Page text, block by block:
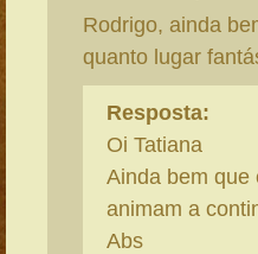
Rodrigo, ainda
quanto lugar
Resposta:
Oi Tatiana
Ainda bem que
animam a
Abs